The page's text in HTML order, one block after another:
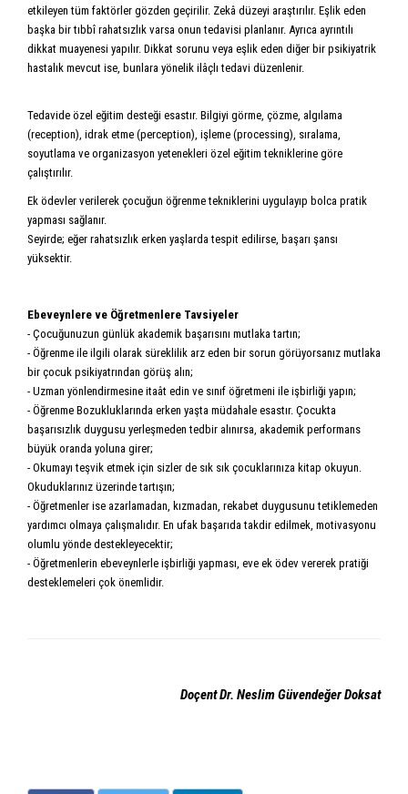
etkileyen tüm faktörler gözden geçirilir. Zekâ düzeyi araştırılır. Eşlik eden
başka bir tıbbî rahatsızlık varsa onun tedavisi planlanır. Ayrıca ayrıntılı
dikkat muayenesi yapılır. Dikkat sorunu veya eşlik eden diğer bir psikiyatrik
hastalık mevcut ise, bunlara yönelik ilâçlı tedavi düzenlenir.
Tedavide özel eğitim desteği esastır. Bilgiyi görme, çözme, algılama
(reception), idrak etme (perception), işleme (processing), sıra­lama,
soyutlama ve organizasyon yetenekleri özel eğitim tekniklerine göre
çalıştırılır.
Ek ödevler verilerek çocuğun öğrenme tekniklerini uygulayıp bolca pratik
yapması sağlanır.
Seyirde; eğer rahatsızlık erken yaşlarda tespit edilirse, başarı şansı
yüksektir.
Ebeveynlere ve Öğretmenlere Tavsiyeler
- Çocuğunuzun günlük akademik başarısını mutlaka tartın;
- Öğrenme ile ilgili olarak süreklilik arz eden bir sorun görüyorsanız mutlaka
bir çocuk psikiyatrından görüş alın;
- Uzman yönlendirmesine itaât edin ve sınıf öğretmeni ile işbirliği yapın;
- Öğrenme Bozukluklarında erken yaşta müdahale esastır. Çocukta
başarısızlık duygusu yerleşmeden tedbir alınırsa, akademik per­formans
büyük oranda yoluna girer;
- Okumayı teşvik etmek için sizler de sık sık çocuklarınıza kitap okuyun.
Okuduklarınız üzerinde tartışın;
- Öğretmenler ise azarlamadan, kızmadan, rekabet duygusunu tetiklemeden
yardımcı olmaya çalışmalıdır. En ufak başarıda takdir edilmek, motivasyonu
olumlu yönde destekleyecektir;
- Öğretmenlerin ebeveynlerle işbirliği yapması, eve ek ödev vererek pratiği
desteklemeleri çok önemlidir.
Doçent Dr. Neslim Güvendeğer Doksat